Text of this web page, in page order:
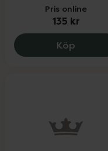
Pris online
135 kr
Köp